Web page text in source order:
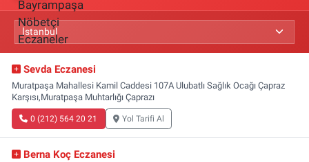
Sevda Eczanesi
Muratpaşa Mahallesi Kamil Caddesi 107A Ulubatlı Sağlık Ocağı Çapraz
Karşısı,Muratpaşa Muhtarlığı Çaprazı
0 (212) 564 20 21 Yol Tarifi Al
Berna Koç Eczanesi